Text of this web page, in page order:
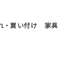
・買い付け 家具